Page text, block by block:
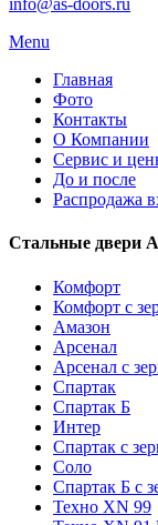
info@as-doors.ru
Menu
Главная
Фото
Контакты
О Компании
Сервис и
До и после
Распродажа
Стальные двери
Комфорт
Комфорт с
Амазон
Арсенал
Арсенал с
Спартак
Спартак Б
Интер
Спартак с
Соло
Спартак Б с
Техно XN 99